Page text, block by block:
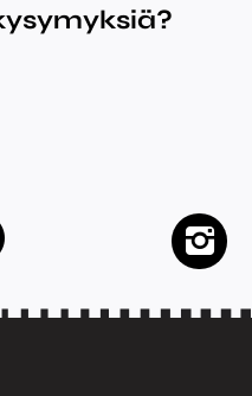
facebook